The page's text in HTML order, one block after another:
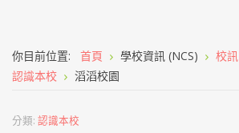
你目前位置: 首頁 學校資訊 (NCS) 校訊
認識本校
滔滔校園
分類: 認識本校